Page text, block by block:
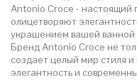
Antonio Croce - настоящий
олицетворяют
украшением вашей ванной
Бренд Antonio Croce не
создает целый мир стиля
элегантность и